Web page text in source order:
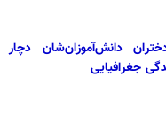
دانش‌آموزان‌شان دچار
جغرافیایی